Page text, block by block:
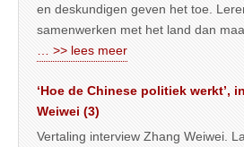
en deskundigen geven het toe.
samenwerken met het land dan
… >> lees meer
‘Hoe de Chinese politiek werkt’,
Weiwei (3)
Vertaling interview Zhang Weiwei.